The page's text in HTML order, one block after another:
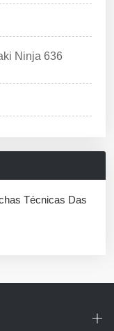
Ninja 636
Técnicas Das